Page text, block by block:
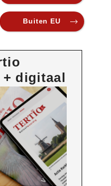
Buiten EU
+ digitaal